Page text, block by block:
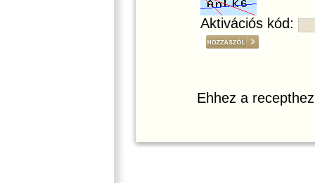
Aktivációs kód:
Ehhez a